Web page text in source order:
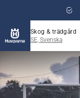
Skog & trädgård
SE, Svenska